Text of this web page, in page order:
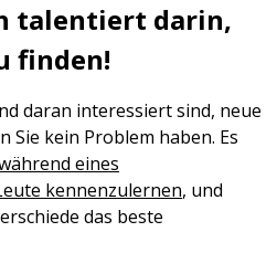
talentiert darin,
finden!
daran interessiert sind, neue
Sie kein Problem haben. Es
eines
kennenzulernen, und
das beste